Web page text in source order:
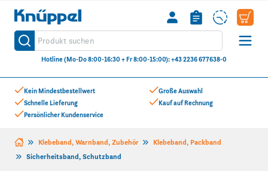
Kein Mindestbestellwert
Schnelle Lieferung
Persönlicher Kundenservice
Große Auswahl
Kauf auf Rechnung
Knüppel
Produkt suchen
Suche
Hotline (Mo-Do 8:00-16:30 + Fr 8:00-15:00): +43 2236 677638-0
Zum Inhalt springen
Klebeband, Warnband, Zubehör
Klebeband, Packband
Sicherheitsband, Schutzband